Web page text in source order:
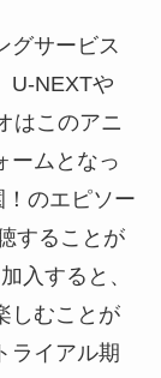
グサービス
U-NEXTや
はこのアニ
ームとなっ
のエピソー
することが
入すると、
しむことが
ライアル期